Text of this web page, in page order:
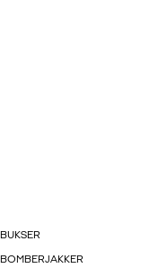
BUKSER
BOMBERJAKKER